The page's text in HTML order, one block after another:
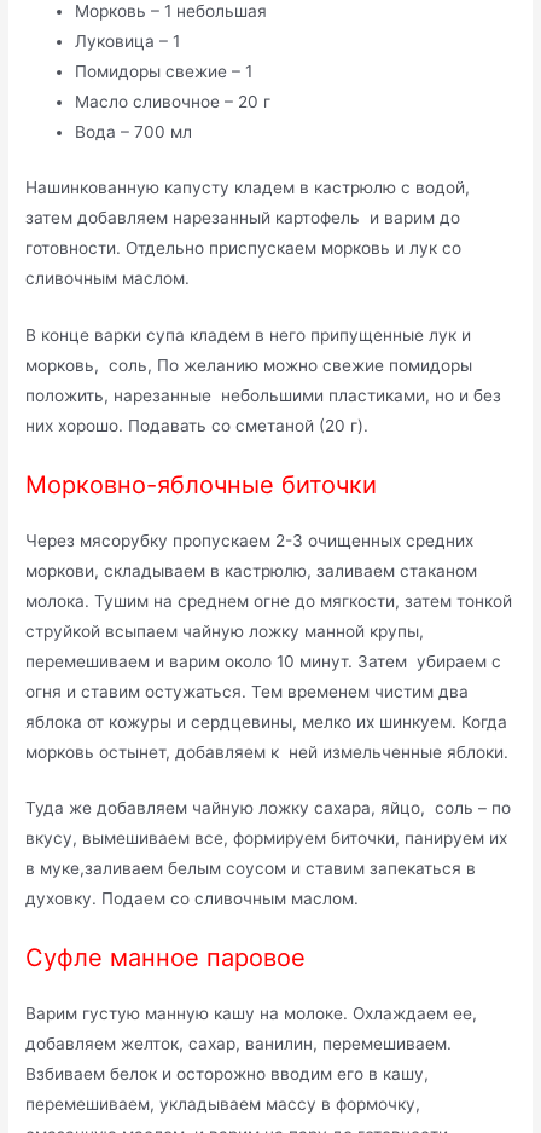
Морковь – 1 небольшая
Луковица – 1
Помидоры свежие – 1
Масло сливочное – 20 г
Вода – 700 мл
Нашинкованную капусту кладем в кастрюлю с водой,
затем добавляем нарезанный картофель и варим до
готовности. Отдельно приспускаем морковь и лук со
сливочным маслом.
В конце варки супа кладем в него припущенные лук и
морковь, соль, По желанию можно свежие помидоры
положить, нарезанные небольшими пластиками, но и без
них хорошо. Подавать со сметаной (20 г).
Морковно-яблочные биточки
Через мясорубку пропускаем 2-3 очищенных средних
моркови, складываем в кастрюлю, заливаем стаканом
молока. Тушим на среднем огне до мягкости, затем тонкой
струйкой всыпаем чайную ложку манной крупы,
перемешиваем и варим около 10 минут. Затем убираем с
огня и ставим остужаться. Тем временем чистим два
яблока от кожуры и сердцевины, мелко их шинкуем. Когда
морковь остынет, добавляем к ней измельченные яблоки.
Туда же добавляем чайную ложку сахара, яйцо, соль – по
вкусу, вымешиваем все, формируем биточки, панируем их
в муке,заливаем белым соусом и ставим запекаться в
духовку. Подаем со сливочным маслом.
Суфле манное паровое
Варим густую манную кашу на молоке. Охлаждаем ее,
добавляем желток, сахар, ванилин, перемешиваем.
Взбиваем белок и осторожно вводим его в кашу,
перемешиваем, укладываем массу в формочку,